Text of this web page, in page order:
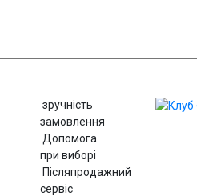
зручність
замовлення
Допомога
при виборі
Післяпродажний
сервіс